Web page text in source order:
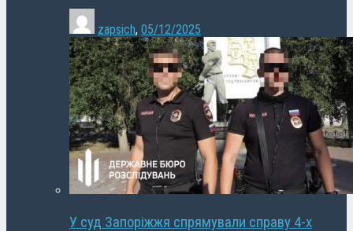
zapsich, 05/12/2025
У суд Запоріжжя спрямували справу 4-х